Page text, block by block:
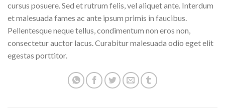
cursus posuere. Sed et rutrum felis, vel aliquet ante. Interdum
et malesuada fames ac ante ipsum primis in faucibus.
Pellentesque neque tellus, condimentum non eros non,
consectetur auctor lacus. Curabitur malesuada odio eget elit
egestas porttitor.